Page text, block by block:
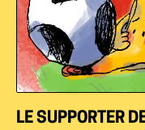
LE SUPPORTER